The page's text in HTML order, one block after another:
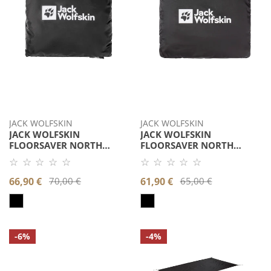
JACK WOLFSKIN
JACK WOLFSKIN
FLOORSAVER NORTH
TUNNEL III
☆ ☆ ☆ ☆ ☆
Noch
keine
Bewertung.
Produkt
bewerten.
Verkaufspreis
66,90 €
Regulärer
Preis
70,00 €
JACK WOLFSKIN
JACK WOLFSKIN
FLOORSAVER NORTH
TUNNEL II
☆ ☆ ☆ ☆ ☆
Noch
keine
Bewertung.
Produkt
bewerten.
Verkaufspreis
61,90 €
Regulärer
Preis
65,00 €
Jack
Wolfskin
-6%
Jack
Wolfskin
FLOORSAVER
-4%